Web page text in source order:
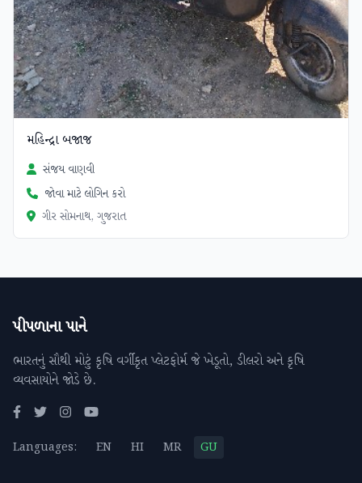
મહિન્દ્રા બજાજ
સંજય વાણવી
જોવા માટે લોગિન કરો
ગીર સોમનાથ, ગુજરાત
પીપળાના પાને
ભારતનું સૌથી મોટું કૃષિ વર્ગીકૃત પ્લેટફોર્મ જે ખેડૂતો, ડીલરો અને કૃષિ
વ્યવસાયોને જોડે છે.
Languages: EN HI MR GU